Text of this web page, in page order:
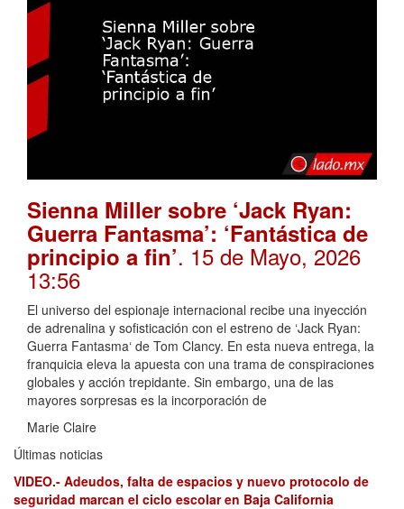
Sienna Miller sobre ‘Jack Ryan:
Guerra Fantasma’: ‘Fantástica de
principio a fin’. 15 de Mayo, 2026
13:56
El universo del espionaje internacional recibe una inyección
de adrenalina y sofisticación con el estreno de ‘Jack Ryan:
Guerra Fantasma‘ de Tom Clancy. En esta nueva entrega, la
franquicia eleva la apuesta con una trama de conspiraciones
globales y acción trepidante. Sin embargo, una de las
mayores sorpresas es la incorporación de
Marie Claire
Últimas noticias
VIDEO.- Adeudos, falta de espacios y nuevo protocolo de
seguridad marcan el ciclo escolar en Baja California